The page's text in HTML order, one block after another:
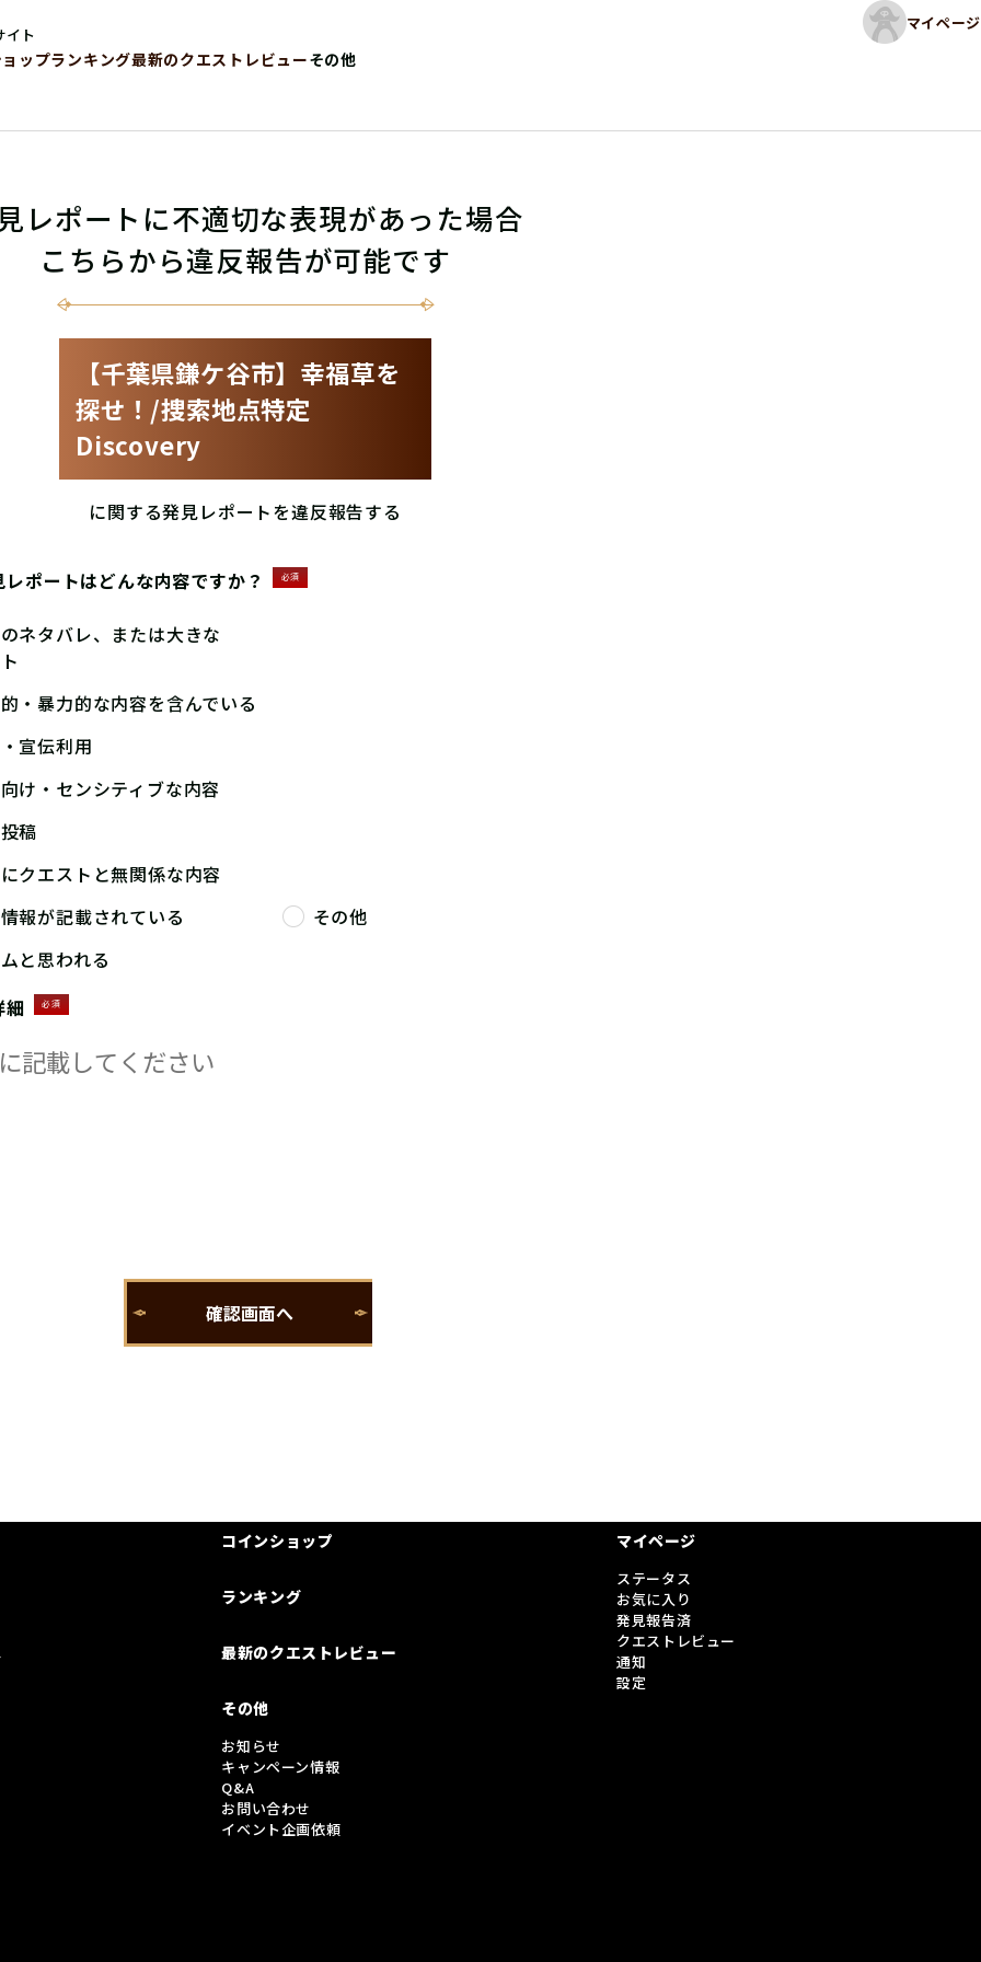
イト
マイページ
ップランキング最新のクエストレビューその他
レポートに不適切な表現があった場合
こちらから違反報告が可能です
【千葉県鎌ケ谷市】幸福草を
探せ！/捜索地点特定
Discovery
に関する発見レポートを違反報告する
ポートはどんな内容ですか？ 必須
ネタバレ、または大きな
・暴力的な内容を含んでいる
宣伝利用
け・センシティブな内容
稿
クエストと無関係な内容
報が記載されている
その他
と思われる
細
必須
コインショップ
ランキング
最新のクエストレビュー
その他
お知らせ
キャンペーン情報
Q&A
お問い合わせ
イベント企画依頼
マイページ
ステータス
お気に入り
発見報告済
クエストレビュー
通知
設定